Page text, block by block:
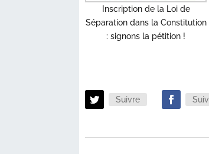
Inscription de la Loi de
Séparation dans la Constitution
: signons la pétition !
Suivre